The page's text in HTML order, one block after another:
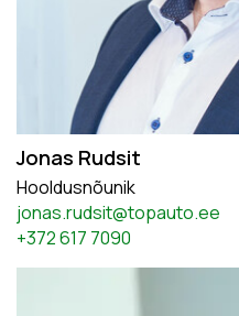
Jonas Rudsit
Hooldusnõunik
jonas.rudsit@topauto.ee
+372 617 7090